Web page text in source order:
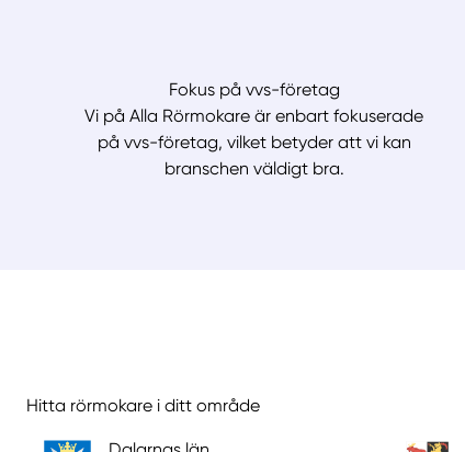
Fokus på vvs-företag
Vi på Alla Rörmokare är enbart fokuserade
på vvs-företag, vilket betyder att vi kan
branschen väldigt bra.
Hitta rörmokare i ditt område